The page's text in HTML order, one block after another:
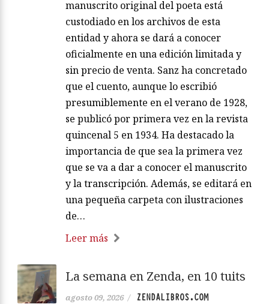
manuscrito original del poeta está
custodiado en los archivos de esta
entidad y ahora se dará a conocer
oficialmente en una edición limitada y
sin precio de venta. Sanz ha concretado
que el cuento, aunque lo escribió
presumiblemente en el verano de 1928,
se publicó por primera vez en la revista
quincenal 5 en 1934. Ha destacado la
importancia de que sea la primera vez
que se va a dar a conocer el manuscrito
y la transcripción. Además, se editará en
una pequeña carpeta con ilustraciones
de…
Leer más
La semana en Zenda, en 10 tuits
agosto 09, 2026 / ZENDALIBROS.COM